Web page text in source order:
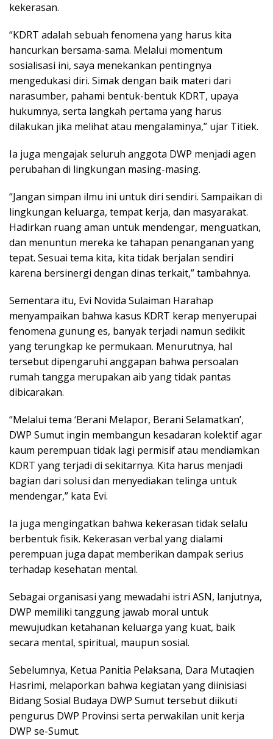
kekerasan.
“KDRT adalah sebuah fenomena yang harus kita
hancurkan bersama-sama. Melalui momentum
sosialisasi ini, saya menekankan pentingnya
mengedukasi diri. Simak dengan baik materi dari
narasumber, pahami bentuk-bentuk KDRT, upaya
hukumnya, serta langkah pertama yang harus
dilakukan jika melihat atau mengalaminya,” ujar Titiek.
Ia juga mengajak seluruh anggota DWP menjadi agen
perubahan di lingkungan masing-masing.
“Jangan simpan ilmu ini untuk diri sendiri. Sampaikan di
lingkungan keluarga, tempat kerja, dan masyarakat.
Hadirkan ruang aman untuk mendengar, menguatkan,
dan menuntun mereka ke tahapan penanganan yang
tepat. Sesuai tema kita, kita tidak berjalan sendiri
karena bersinergi dengan dinas terkait,” tambahnya.
Sementara itu, Evi Novida Sulaiman Harahap
menyampaikan bahwa kasus KDRT kerap menyerupai
fenomena gunung es, banyak terjadi namun sedikit
yang terungkap ke permukaan. Menurutnya, hal
tersebut dipengaruhi anggapan bahwa persoalan
rumah tangga merupakan aib yang tidak pantas
dibicarakan.
“Melalui tema ‘Berani Melapor, Berani Selamatkan’,
DWP Sumut ingin membangun kesadaran kolektif agar
kaum perempuan tidak lagi permisif atau mendiamkan
KDRT yang terjadi di sekitarnya. Kita harus menjadi
bagian dari solusi dan menyediakan telinga untuk
mendengar,” kata Evi.
Ia juga mengingatkan bahwa kekerasan tidak selalu
berbentuk fisik. Kekerasan verbal yang dialami
perempuan juga dapat memberikan dampak serius
terhadap kesehatan mental.
Sebagai organisasi yang mewadahi istri ASN, lanjutnya,
DWP memiliki tanggung jawab moral untuk
mewujudkan ketahanan keluarga yang kuat, baik
secara mental, spiritual, maupun sosial.
Sebelumnya, Ketua Panitia Pelaksana, Dara Mutaqien
Hasrimi, melaporkan bahwa kegiatan yang diinisiasi
Bidang Sosial Budaya DWP Sumut tersebut diikuti
pengurus DWP Provinsi serta perwakilan unit kerja
DWP se-Sumut.